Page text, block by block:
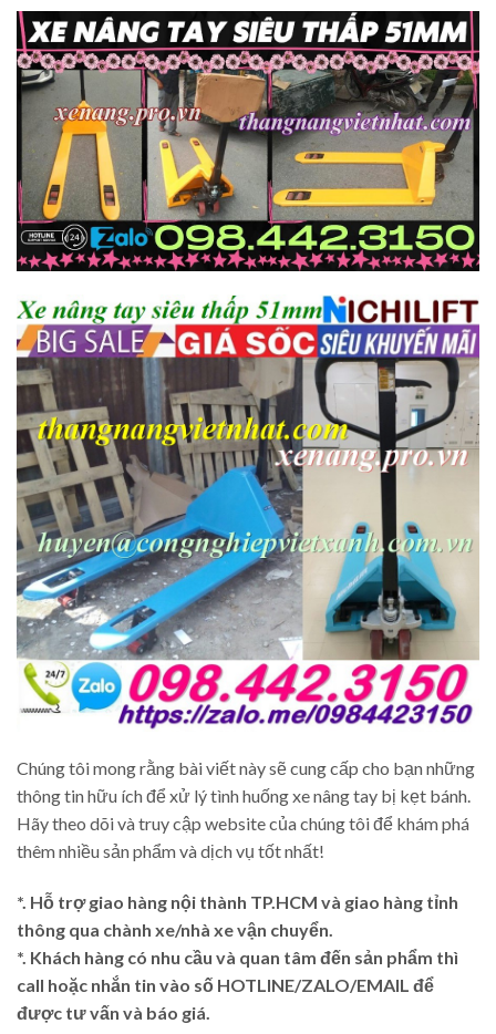
Chúng tôi mong rằng bài viết này sẽ cung cấp cho bạn những
thông tin hữu ích để xử lý tình huống xe nâng tay bị kẹt bánh.
Hãy theo dõi và truy cập website của chúng tôi để khám phá
thêm nhiều sản phẩm và dịch vụ tốt nhất!
*. Hỗ trợ giao hàng nội thành TP.HCM và giao hàng tỉnh
thông qua chành xe/nhà xe vận chuyển.
*. Khách hàng có nhu cầu và quan tâm đến sản phẩm thì
call hoặc nhắn tin vào số HOTLINE/ZALO/EMAIL để
được tư vấn và báo giá.